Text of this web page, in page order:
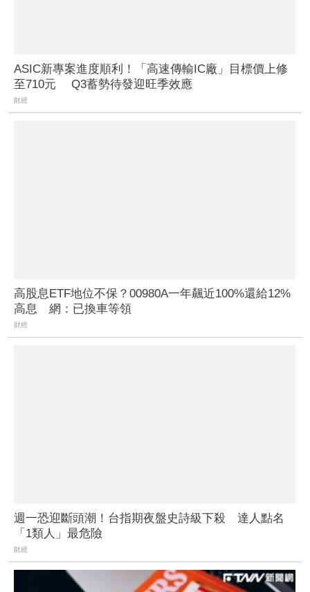
ASIC新專案進度順利！「高速傳輸IC廠」目標價上修
至710元 Q3蓄勢待發迎旺季效應
財經
高股息ETF地位不保？00980A一年飆近100%還給12%
高息 網：已換車等領
財經
週一恐迎斷頭潮！台指期夜盤史詩級下殺 達人點名
「1類人」最危險
財經